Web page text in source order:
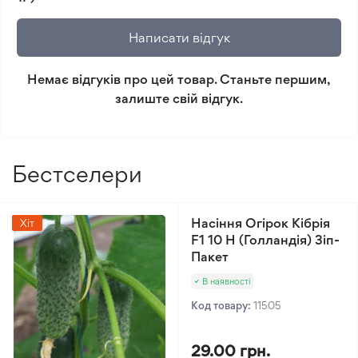
не відповідає очікуванням, згідно з умовами
Мінімальне замовлення 300 грн.
Написати відгук
Немає відгуків про цей товар. Станьте першим,
залиште свій відгук.
Бестселери
Хіт
Насіння Огірок Кібрія
F1 10 Н (Голландія) Зіп-
Пакет
В наявності
Код товару: 11505
29.00 грн.